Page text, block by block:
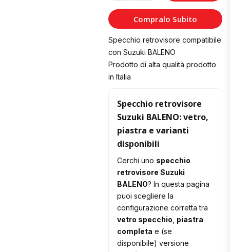
al
Carrello
Compralo Subito
Specchio retrovisore compatibile
con Suzuki BALENO
Prodotto di alta qualità prodotto
in Italia
Specchio retrovisore
Suzuki BALENO: vetro,
piastra e varianti
disponibili
Cerchi uno specchio
retrovisore Suzuki
BALENO? In questa pagina
puoi scegliere la
configurazione corretta tra
vetro specchio piastra
completa e (se
disponibile) versione